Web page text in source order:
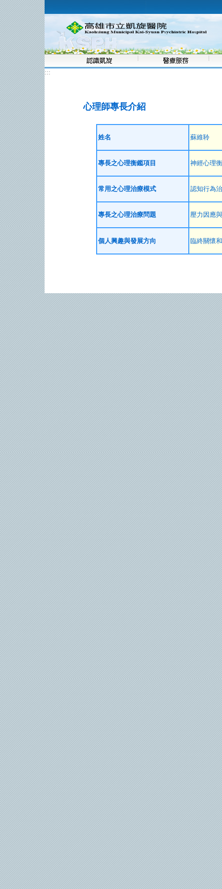
:::
心理師專長介紹
姓名 蘇維聆
專長之心理衡鑑項目 神經心理
常用之心理治療模式 認知行為
專長之心理治療問題 壓力因應
個人興趣與發展方向 臨終關懷